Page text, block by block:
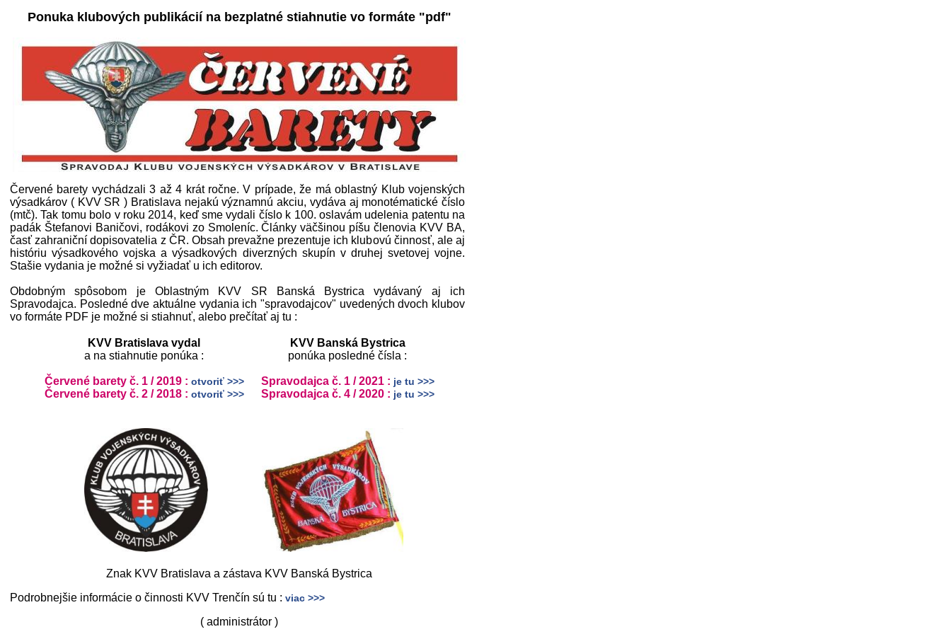
Ponuka klubových publikácií na bezplatné stiahnutie vo formáte "pdf"
Červené barety vychádzali 3 až 4 krát ročne. V prípade, že má oblastný Klub vojenských
výsadkárov ( KVV SR ) Bratislava nejakú významnú akciu, vydáva aj monotématické číslo
(mtč). Tak tomu bolo v roku 2014, keď sme vydali číslo k 100. oslavám udelenia patentu na
padák Štefanovi Baničovi, rodákovi zo Smoleníc. Články väčšinou píšu členovia KVV BA,
časť zahraniční dopisovatelia z ČR. Obsah prevažne prezentuje ich klubovú činnosť, ale aj
históriu výsadkového vojska a výsadkových diverzných skupín v druhej svetovej vojne.
Stašie vydania je možné si vyžiadať u ich editorov.
Obdobným spôsobom je Oblastným KVV SR Banská Bystrica vydávaný aj ich
Spravodajca. Posledné dve aktuálne vydania ich "spravodajcov" uvedených dvoch klubov
vo formáte PDF je možné si stiahnuť, alebo prečítať aj tu :
KVV Bratislava vydal
a na stiahnutie ponúka :
Červené barety č. 1 / 2019 : otvoriť >>>
Červené barety č. 2 / 2018 : otvoriť >>>
KVV Banská Bystrica
ponúka posledné čísla :
Spravodajca č. 1 / 2021 : je tu >>>
Spravodajca č. 4 / 2020 : je tu >>>
Znak KVV Bratislava a zástava KVV Banská Bystrica
Podrobnejšie informácie o činnosti KVV Trenčín sú tu : viac >>>
( administrátor )